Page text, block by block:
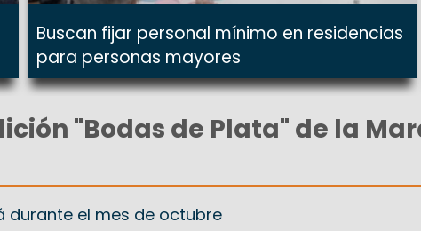
Buscan fijar personal mínimo en residencias
para personas mayores
"Bodas de Plata" de la
durante el mes de octubre